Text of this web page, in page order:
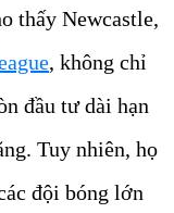
thấy Newcastle,
, không chỉ
đầu tư dài hạn
Tuy nhiên, họ
đội bóng lớn